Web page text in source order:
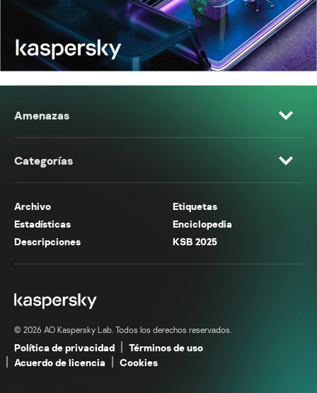
Amenazas
Categorías
Archivo
Etiquetas
Estadísticas
Enciclopedia
Descripciones
KSB 2025
© 2026 AO Kaspersky Lab. Todos los derechos reservados.
Política de privacidad
Términos de uso
Acuerdo de licencia
Cookies